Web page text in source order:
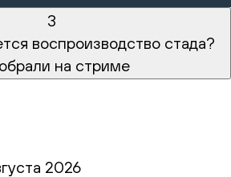
3
воспроизводство стада?
на стриме
2026